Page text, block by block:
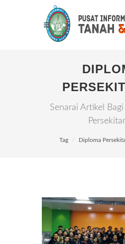
Senarai Artikel
Tag Diploma